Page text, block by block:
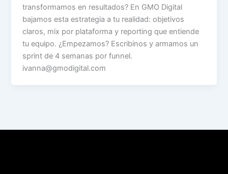
transformamos en resultados? En GMO Digital
bajamos esta estrategia a tu realidad: objetivos
claros, mix por plataforma y reporting que entiende
tu equipo. ¿Empezamos? Escribinos y armamos un
sprint de 4 semanas por funnel.
ivanna@gmodigital.com